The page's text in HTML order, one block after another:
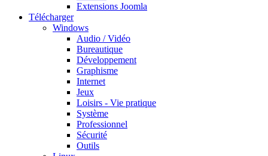
Extensions Joomla
Télécharger
Windows
Audio / Vidéo
Bureautique
Développement
Graphisme
Internet
Jeux
Loisirs - Vie pratique
Système
Professionnel
Sécurité
Outils